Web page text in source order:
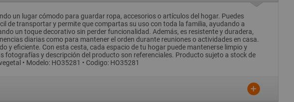
un lugar cómodo para guardar ropa, accesorios o artículos del hogar. Puedes
de transportar y permite que compartas su uso con toda la familia, ayudando a
un toque decorativo sin perder funcionalidad. Además, es resistente y duradera,
diarias como para mantener el orden durante reuniones o actividades en casa.
y eficiente. Con esta cesta, cada espacio de tu hogar puede mantenerse limpio y
y descripción del producto son referenciales. Producto sujeto a stock de
• Modelo: HO35281 • Codigo: HO35281